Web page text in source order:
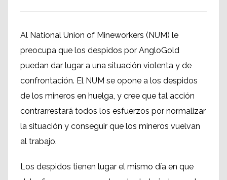
Al National Union of Mineworkers (NUM) le
preocupa que los despidos por AngloGold
puedan dar lugar a una situación violenta y de
confrontación. El NUM se opone a los despidos
de los mineros en huelga, y cree que tal acción
contrarrestará todos los esfuerzos por normalizar
la situación y conseguir que los mineros vuelvan
al trabajo.
Los despidos tienen lugar el mismo día en que